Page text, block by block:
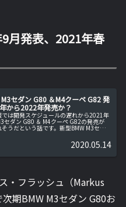
月発表、2021年春
M3セダン G80 ＆M4クーペ G82 発
から2022年発売か？
では開発スケジュールの遅れから2021年
セダン G80 ＆ M4クーペ G82の発売が
うだという話です。新型BMW M3セダ
2020.05.14
・フラッシュ（Markus
期BMW M3セダン G80お